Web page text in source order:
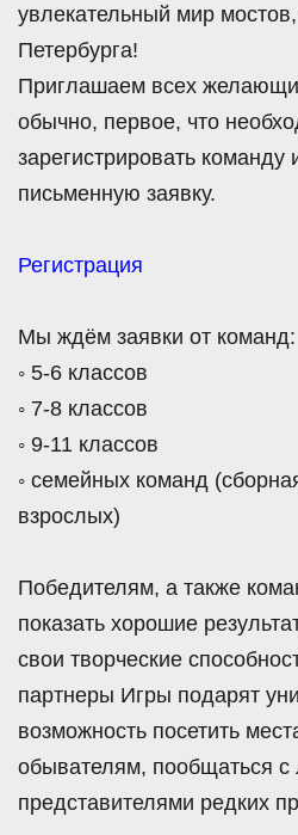
увлекательный мир
Петербурга!
Приглашаем всех
обычно, первое, что
зарегистрировать команду
письменную заявку.
Регистрация
Мы ждём заявки от команд:
◦ 5-6 классов
◦ 7-8 классов
◦ 9-11 классов
◦ семейных команд
взрослых)
Победителям, а также
показать хорошие
свои творческие
партнеры Игры подарят
возможность посетить
обывателям, пообщаться
представителями редких